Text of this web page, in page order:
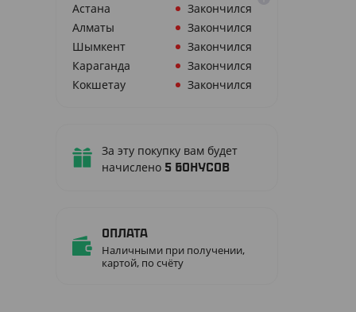
Астана
Закончился
Алматы
Закончился
Шымкент
Закончился
Караганда
Закончился
Кокшетау
Закончился
За эту покупку вам будет
начислено 5 бонусов
Оплата
Наличными при получении,
картой, по счёту